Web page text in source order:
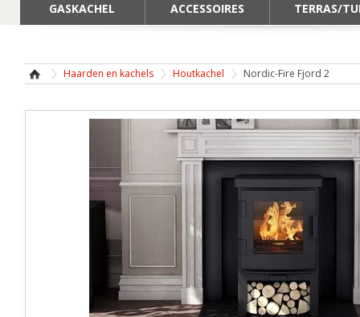
GASKACHEL ACCESSOIRES TERRAS/
Haarden en kachels Houtkachel Nordic-Fire Fjord 2